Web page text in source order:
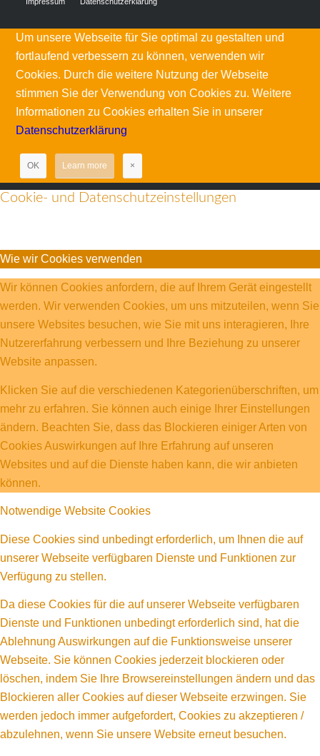
Um unsere Webseite für Sie optimal zu gestalten und
fortlaufend verbessern zu können, verwenden wir
Cookies. Durch die weitere Nutzung der Webseite
stimmen Sie der Verwendung von Cookies zu. Weitere
Informationen zu Cookies erhalten Sie in unserer
Datenschutzerklärung
OK Learn more ×
Cookie- und Datenschutzeinstellungen
Wie wir Cookies verwenden
Wir können Cookies anfordern, die auf Ihrem Gerät eingestellt
werden. Wir verwenden Cookies, um uns mitzuteilen, wenn Sie
unsere Websites besuchen, wie Sie mit uns interagieren, Ihre
Nutzererfahrung verbessern und Ihre Beziehung zu unserer
Website anpassen.
Klicken Sie auf die verschiedenen Kategorienüberschriften, um
mehr zu erfahren. Sie können auch einige Ihrer Einstellungen
ändern. Beachten Sie, dass das Blockieren einiger Arten von
Cookies Auswirkungen auf Ihre Erfahrung auf unseren
Websites und auf die Dienste haben kann, die wir anbieten
können.
Notwendige Website Cookies
Diese Cookies sind unbedingt erforderlich, um Ihnen die auf
unserer Webseite verfügbaren Dienste und Funktionen zur
Verfügung zu stellen.
Da diese Cookies für die auf unserer Webseite verfügbaren
Dienste und Funktionen unbedingt erforderlich sind, hat die
Ablehnung Auswirkungen auf die Funktionsweise unserer
Webseite. Sie können Cookies jederzeit blockieren oder
löschen, indem Sie Ihre Browsereinstellungen ändern und das
Blockieren aller Cookies auf dieser Webseite erzwingen. Sie
werden jedoch immer aufgefordert, Cookies zu akzeptieren /
abzulehnen, wenn Sie unsere Website erneut besuchen.